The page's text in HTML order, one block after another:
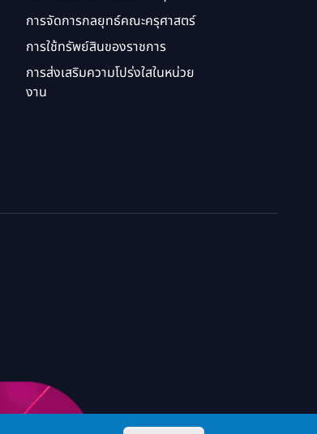
การจัดการกลยุทธ์คณะครุศาสตร์
การใช้ทรัพย์สินของราชการ
การส่งเสริมความโปร่งใสในหน่วย
งาน